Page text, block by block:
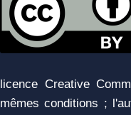
licence Creative
mêmes conditions ;